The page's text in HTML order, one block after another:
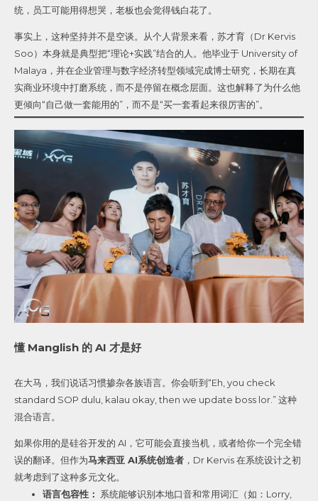
统，员工可能用得想哭，老板也会觉得钱白花了。
事实上，这种坚持并不是空谈。从个人背景来看，苏才育（Dr Kervis
Soo）本身就是典型把“理论+实践”结合的人。他毕业于 University of
Malaya，并在企业管理与数字经济转型领域完成博士研究，长期在真
实商业环境中打磨系统，而不是停留在概念层面。这也解释了为什么他
更倾向“自己做一套能用的”，而不是“买一套看起来很厉害的”。
懂 Manglish 的 AI 才是好
在大马，我们说话习惯掺杂各族语言。你会听到“Eh, you check
standard SOP dulu, kalau okay, then we update boss lor.” 这种
混合语言。
如果你用的是硅谷开发的 AI，它可能会直接当机，或者给你一个完全错
误的翻译。但作为马来西亚 AI系统创造者 ，Dr Kervis 在系统设计之初
就考虑到了这种多元文化。
语言包容性： 系统能够识别本地口音和常用词汇（如：Lorry,